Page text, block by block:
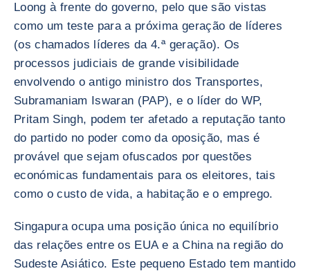
Loong à frente do governo, pelo que são vistas
como um teste para a próxima geração de líderes
(os chamados líderes da 4.ª geração). Os
processos judiciais de grande visibilidade
envolvendo o antigo ministro dos Transportes,
Subramaniam Iswaran (PAP), e o líder do WP,
Pritam Singh, podem ter afetado a reputação tanto
do partido no poder como da oposição, mas é
provável que sejam ofuscados por questões
económicas fundamentais para os eleitores, tais
como o custo de vida, a habitação e o emprego.
Singapura ocupa uma posição única no equilíbrio
das relações entre os EUA e a China na região do
Sudeste Asiático. Este pequeno Estado tem mantido